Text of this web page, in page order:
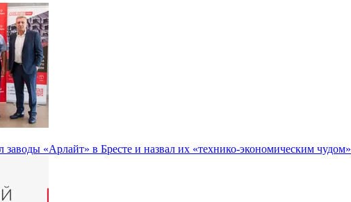
заводы «Арлайт» в Бресте и назвал их «технико-экономическим чудом»